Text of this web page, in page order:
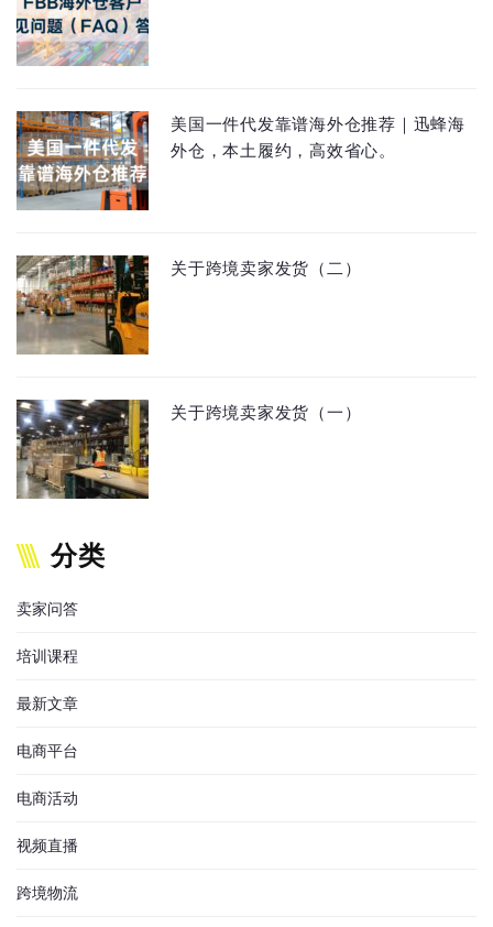
美国一件代发靠谱海外仓推荐｜迅蜂海
外仓，本土履约，高效省心。
关于跨境卖家发货（二）
关于跨境卖家发货（一）
分类
卖家问答
培训课程
最新文章
电商平台
电商活动
视频直播
跨境物流